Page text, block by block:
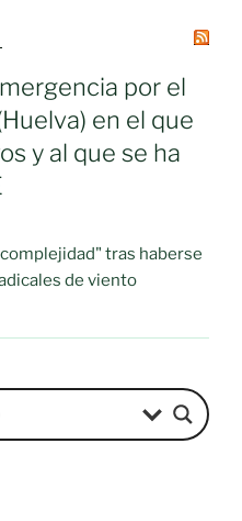
por el
en el que
y al que se ha
tras haberse
de viento